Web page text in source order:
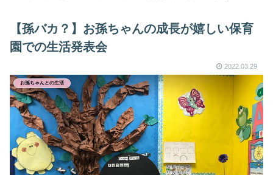
【孫バカ？】お孫ちゃんの成長が嬉しい保育
園での生活発表会
2022.03.29
お孫ちゃんとの生活